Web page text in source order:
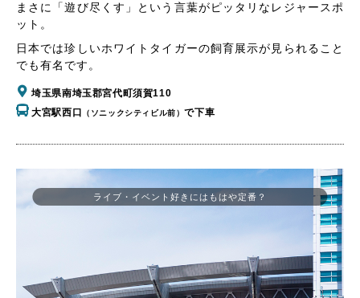
まさに「遊び尽くす」という言葉がピッタリなレジャースポ
ット。
日本では珍しいホワイトタイガーの飼育展示が見られること
でも有名です。
埼玉県南埼玉郡宮代町須賀110
大宮駅西口
（ソニックシティビル前）で下車
ライブ・イベント好きにはもはや定番？